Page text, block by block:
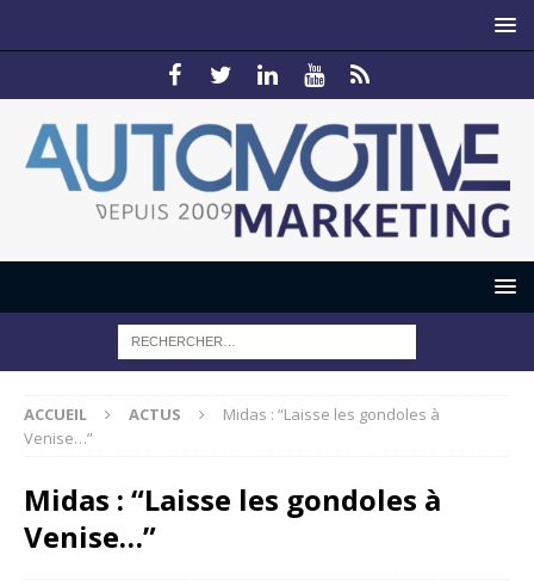
ACCUEIL ACTUS
Midas : “Laisse les gondoles à
Venise…”
Midas : “Laisse les gondoles à
Venise…”